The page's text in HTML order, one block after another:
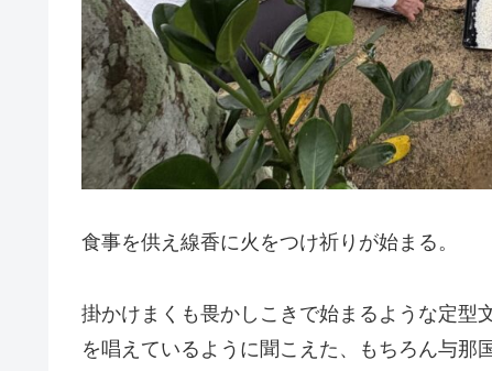
食事を供え線香に火をつけ祈りが始まる。
掛かけまくも畏かしこきで始まるような定型
を唱えているように聞こえた、もちろん与那